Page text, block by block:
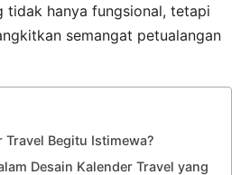
tidak hanya fungsional, tetapi
semangat petualangan
Travel Begitu Istimewa?
Desain Kalender Travel yang